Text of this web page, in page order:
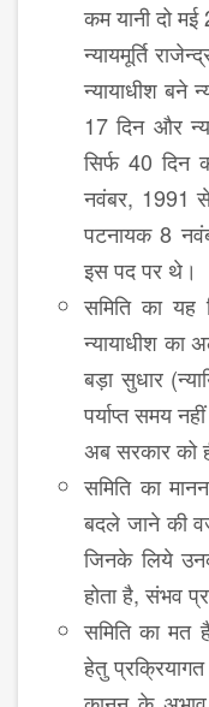
कम यानी दो
न्यायमूर्ति
न्यायाधीश बने
17 दिन और
सिर्फ 40 दिन
नवंबर, 1991
पटनायक 8
इस पद पर थे।
समिति का यह
न्यायाधीश का
बड़ा सुधार
पर्याप्त समय
अब सरकार को
समिति का
बदले जाने की
जिनके लिये
होता है, संभव
समिति का मत
हेतु